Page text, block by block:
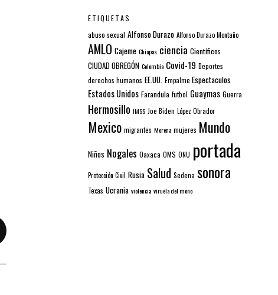
ETIQUETAS
abuso sexual Alfonso Durazo Alfonso Durazo Montaño
AMLO Cajeme Chiapas ciencia Científicos
CIUDAD OBREGÓN Colombia Covid-19 Deportes
derechos humanos EE.UU. Empalme Espectaculos
Estados Unidos Farandula futbol Guaymas Guerra
Hermosillo IMSS Joe Biden López Obrador
Mexico migrantes Morena mujeres Mundo
Niños Nogales Oaxaca OMS ONU portada
Protección Civil Rusia Salud Sedena sonora
Texas Ucrania violencia viruela del mono